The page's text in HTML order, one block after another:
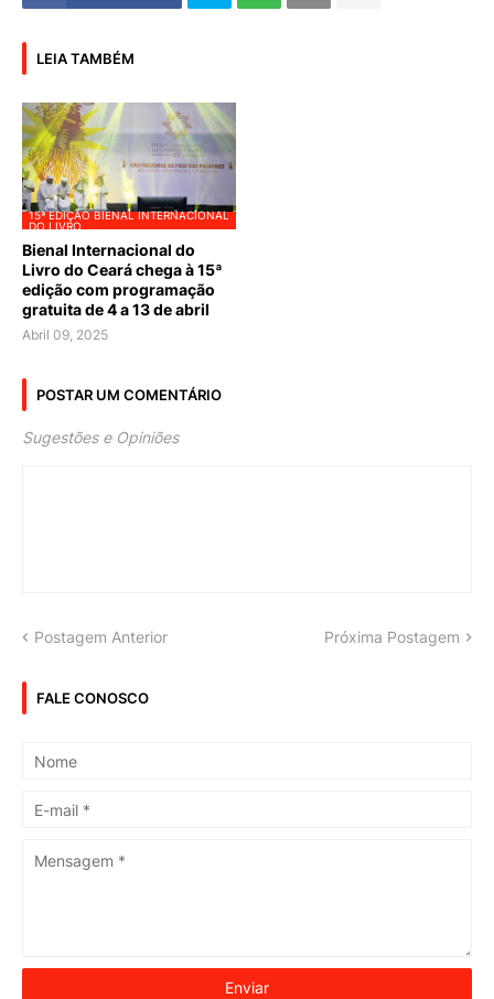
LEIA TAMBÉM
15ª EDIÇÃO BIENAL INTERNACIONAL
DO LIVRO
Bienal Internacional do
Livro do Ceará chega à 15ª
edição com programação
gratuita de 4 a 13 de abril
Abril 09, 2025
POSTAR UM COMENTÁRIO
Sugestões e Opiniões
Postagem Anterior Próxima Postagem
FALE CONOSCO